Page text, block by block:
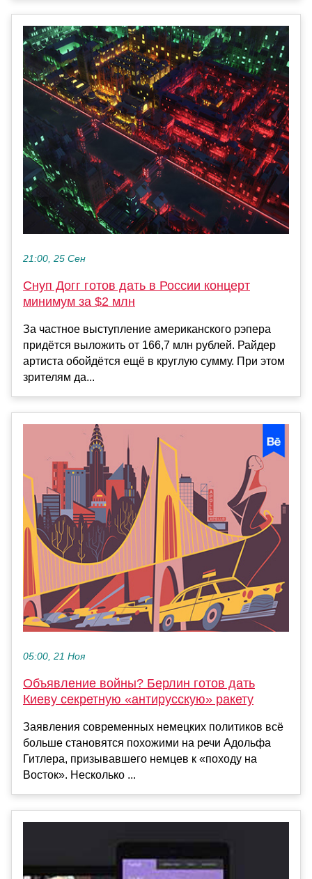
21:00, 25 Сен
Снуп Догг готов дать в России концерт
минимум за $2 млн
За частное выступление американского рэпера
придётся выложить от 166,7 млн рублей. Райдер
артиста обойдётся ещё в круглую сумму. При этом
зрителям да...
05:00, 21 Ноя
Объявление войны? Берлин готов дать
Киеву секретную «антирусскую» ракету
Заявления современных немецких политиков всё
больше становятся похожими на речи Адольфа
Гитлера, призывавшего немцев к «походу на
Восток». Несколько ...